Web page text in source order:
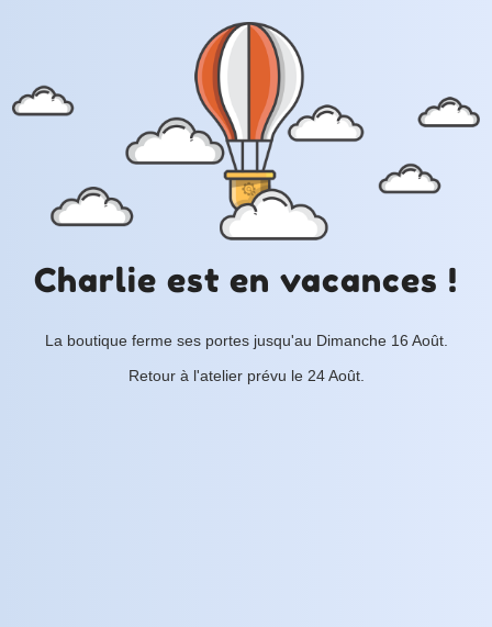
Charlie est en vacances !
La boutique ferme ses portes jusqu'au Dimanche 16 Août.
Retour à l'atelier prévu le 24 Août.